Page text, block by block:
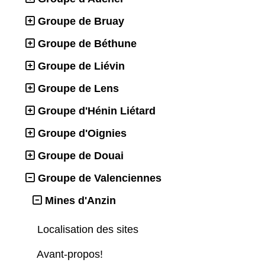
Groupe de Bruay
Groupe de Béthune
Groupe de Liévin
Groupe de Lens
Groupe d'Hénin Liétard
Groupe d'Oignies
Groupe de Douai
Groupe de Valenciennes
Mines d'Anzin
Localisation des sites
Avant-propos!